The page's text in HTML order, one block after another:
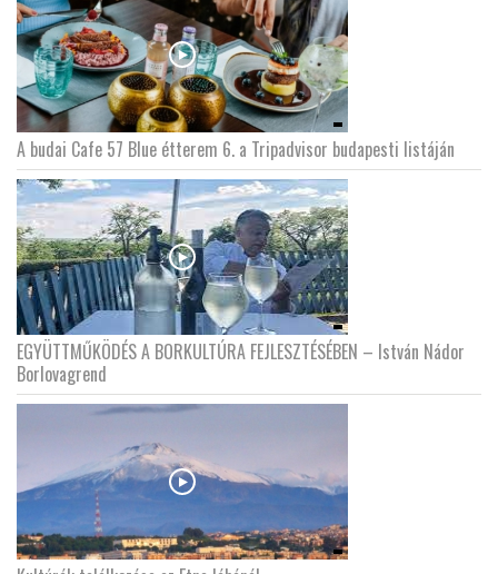
A budai Cafe 57 Blue étterem 6. a Tripadvisor budapesti listáján
EGYÜTTMŰKÖDÉS A BORKULTÚRA FEJLESZTÉSÉBEN – István Nádor
Borlovagrend